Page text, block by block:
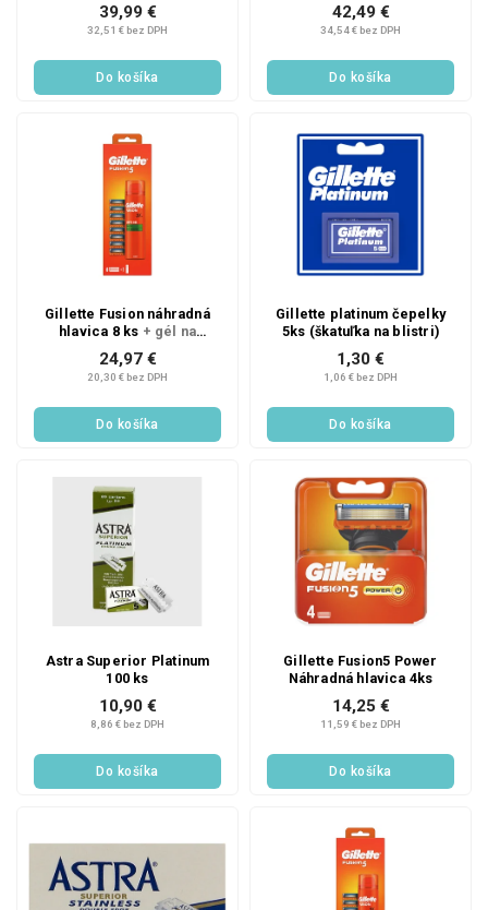
32,51 € bez DPH
39,99 €
Do košíka
34,54 € bez DPH
42,49 €
Do košíka
Gillette Fusion náhradná
hlavica 8 ks + gél na
holenie ZADARMO
20,30 € bez DPH
24,97 €
Do košíka
Gillette platinum čepelky
5ks (škatuľka na blistri)
1,06 € bez DPH
1,30 €
Do košíka
Astra Superior Platinum
100 ks
8,86 € bez DPH
10,90 €
Do košíka
Gillette Fusion5 Power
Náhradná hlavica 4ks
11,59 € bez DPH
14,25 €
Do košíka